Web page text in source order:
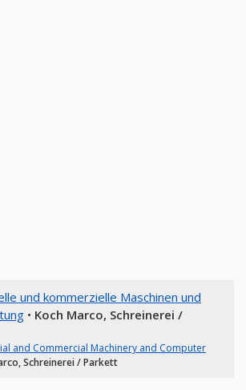
und kommerzielle Maschinen und
• Koch Marco, Schreinerei /
and Commercial Machinery and Computer
Schreinerei / Parkett